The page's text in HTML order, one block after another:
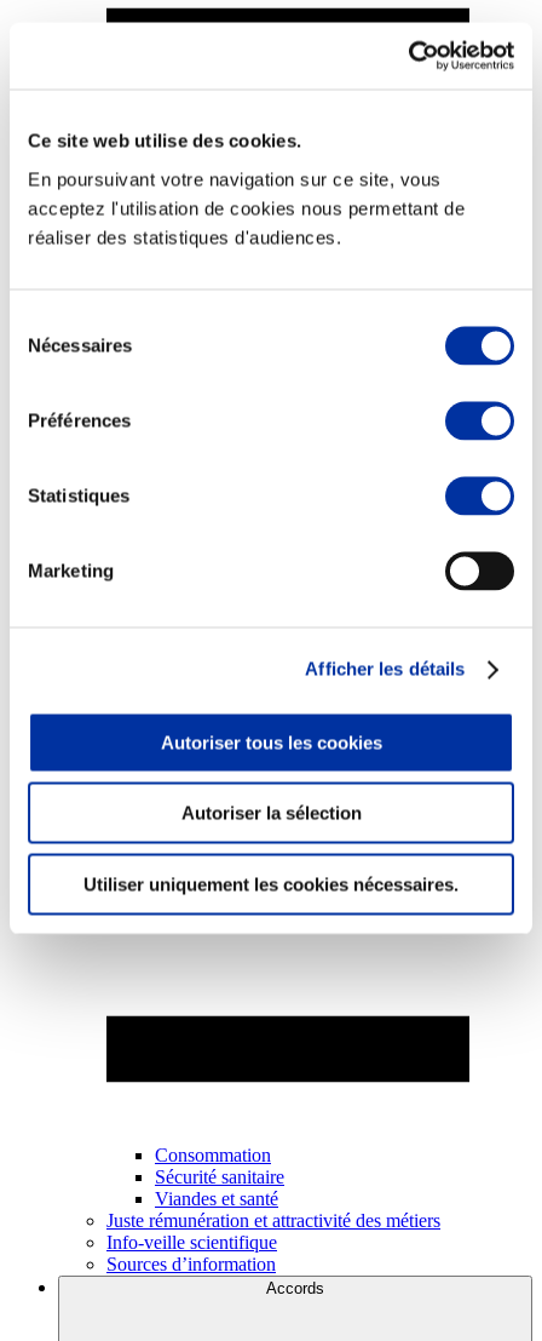
Ce site web utilise des cookies.
En poursuivant votre navigation sur ce site, vous
acceptez l'utilisation de cookies nous permettant de
réaliser des statistiques d'audiences.
Nécessaires
Préférences
Statistiques
Marketing
Afficher les détails
Autoriser tous les cookies
Autoriser la sélection
Utiliser uniquement les cookies nécessaires.
Viande et climat
Valorisation de l’herbe
Autonomie des élevages
Qualité air, eau, sols
Economie de ressources
Abattoir
Partenaire Climat
Consommation
Sécurité sanitaire
Viandes et santé
Juste rémunération et attractivité des métiers
Info-veille scientifique
Sources d’information
Accords